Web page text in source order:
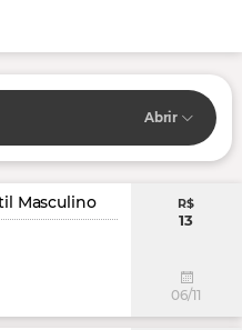
Abrir
Masculino R$
13
06/11